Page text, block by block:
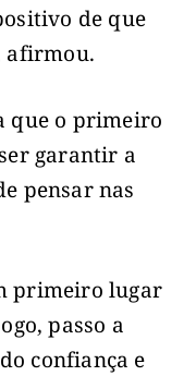
de que
afirmou.
que o primeiro
garantir a
pensar nas
primeiro lugar
passo a
confiança e